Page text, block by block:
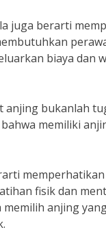
juga berarti
biaya dan
anjing bukanlah
memiliki
fisik dan
anjing